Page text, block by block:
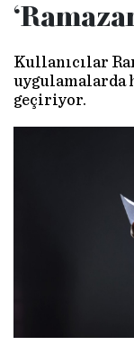
Kullanıcılar
uygulamalarda
geçiriyor.